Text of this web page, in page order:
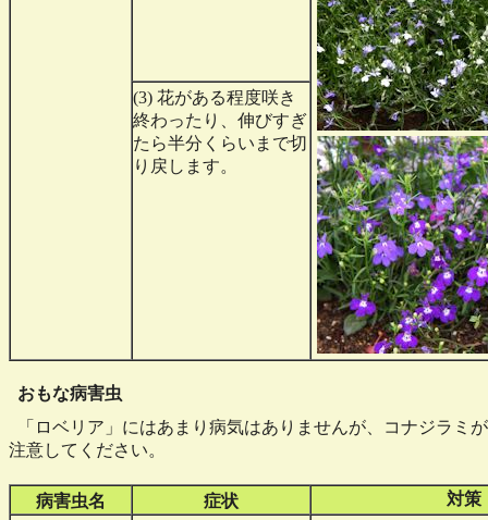
(3) 花がある程度咲き
終わったり、伸びすぎ
たら半分くらいまで切
り戻します。
おもな病害虫
「ロベリア」にはあまり病気はありませんが、コナジラミ
注意してください。
病害虫名 症状 対策